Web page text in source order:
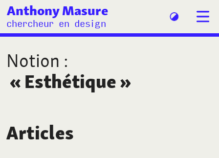
Anthony Masure
chercheur en design
Notion :
« Esthétique»
Articles